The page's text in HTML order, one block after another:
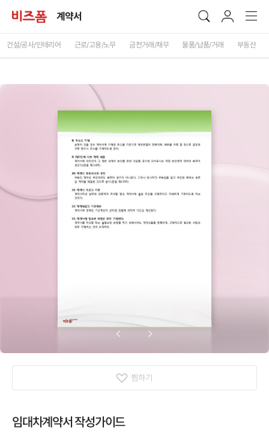
계약서
건설/공사/인테리어 근로/고용/노무 금전거래/채무 물품/납품/거래 부동산
찜하기
임대차계약서 작성가이드